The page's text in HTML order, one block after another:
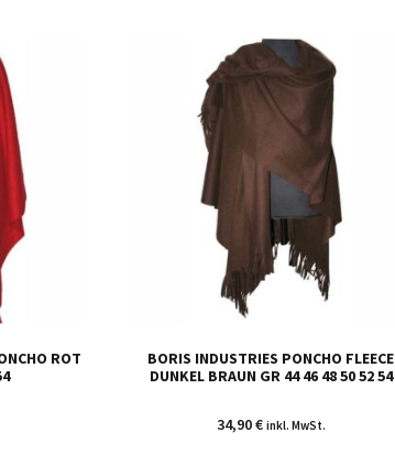
ROT
BORIS INDUSTRIES PONCHO FLEECE
DUNKEL BRAUN GR 44 46 48 50 52 54
34,90€ inkl. MwSt.